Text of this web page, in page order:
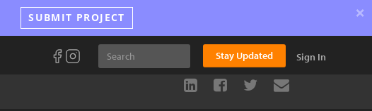
SUBMIT PROJECT ×
Stay Updated Sign In